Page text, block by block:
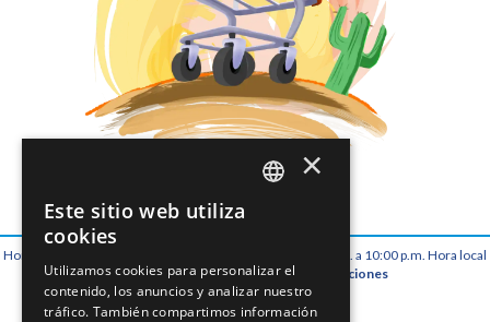
Horario de atención al cliente: Lunes a domingo de 7:00 a.m. a 10:00 p.m. Hora local
Aviso de privacidad
Términos y condiciones
© Copyright 2026 Grupo Xcaret
PT
×
Este sitio web utiliza
cookies
Utilizamos cookies para personalizar el
contenido, los anuncios y analizar nuestro
tráfico. También compartimos información